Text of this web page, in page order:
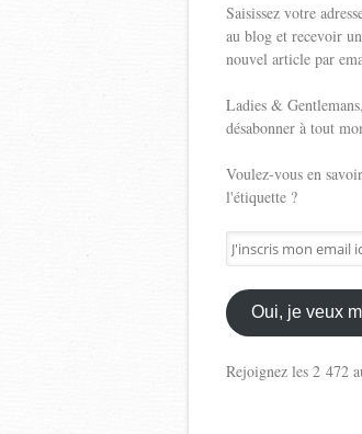
Saisissez votre
au blog et recevoir
nouvel article par
Ladies &
désabonner à tout
Voulez-vous en
l'étiquette ?
J'inscris
mon
email
ici
Oui, je veux
Rejoignez les 2 472